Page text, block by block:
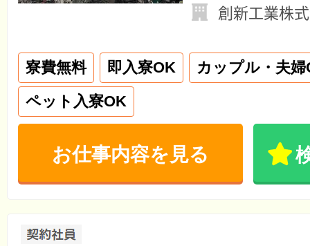
創新工業株
寮費無料 即入寮OK
カップル・夫婦
ペット入寮OK
お仕事内容を見る